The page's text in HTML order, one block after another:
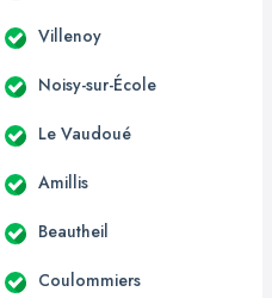
Villenoy
Noisy-sur-École
Le Vaudoué
Amillis
Beautheil
Coulommiers